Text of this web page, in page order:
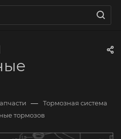
— Тормозная система
тормозов